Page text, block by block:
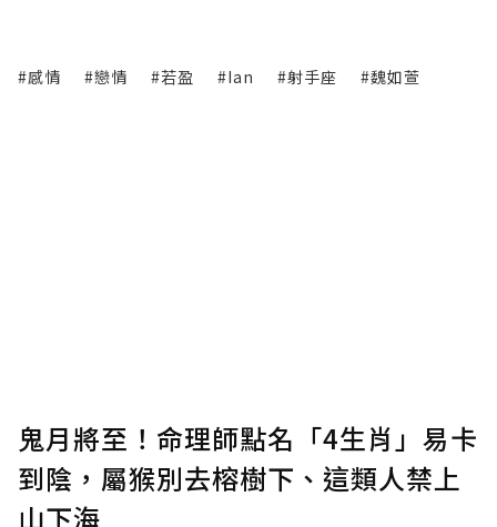
#感情 #戀情 #若盈 #Ian #射手座 #魏如萱
鬼月將至！命理師點名「4生肖」易卡
到陰，屬猴別去榕樹下、這類人禁上
山下海